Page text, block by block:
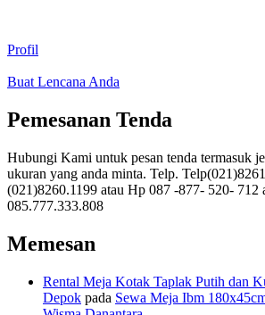
Profil
Buat Lencana Anda
Pemesanan Tenda
Hubungi Kami untuk pesan tenda termasuk
ukuran yang anda minta. Telp.
(021)8260.1199 atau Hp 087 -877- 520- 712
085.777.333.808
Memesan
Rental Meja Kotak Taplak Putih dan
Depok pada Sewa Meja Ibm